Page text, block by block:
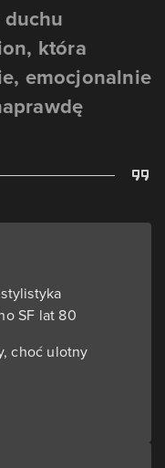
która
emocjonalnie
SF lat 80
choć ulotny